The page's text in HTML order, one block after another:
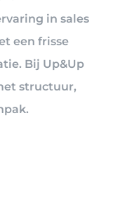
in sales
een frisse
Bij Up&Up
structuur,